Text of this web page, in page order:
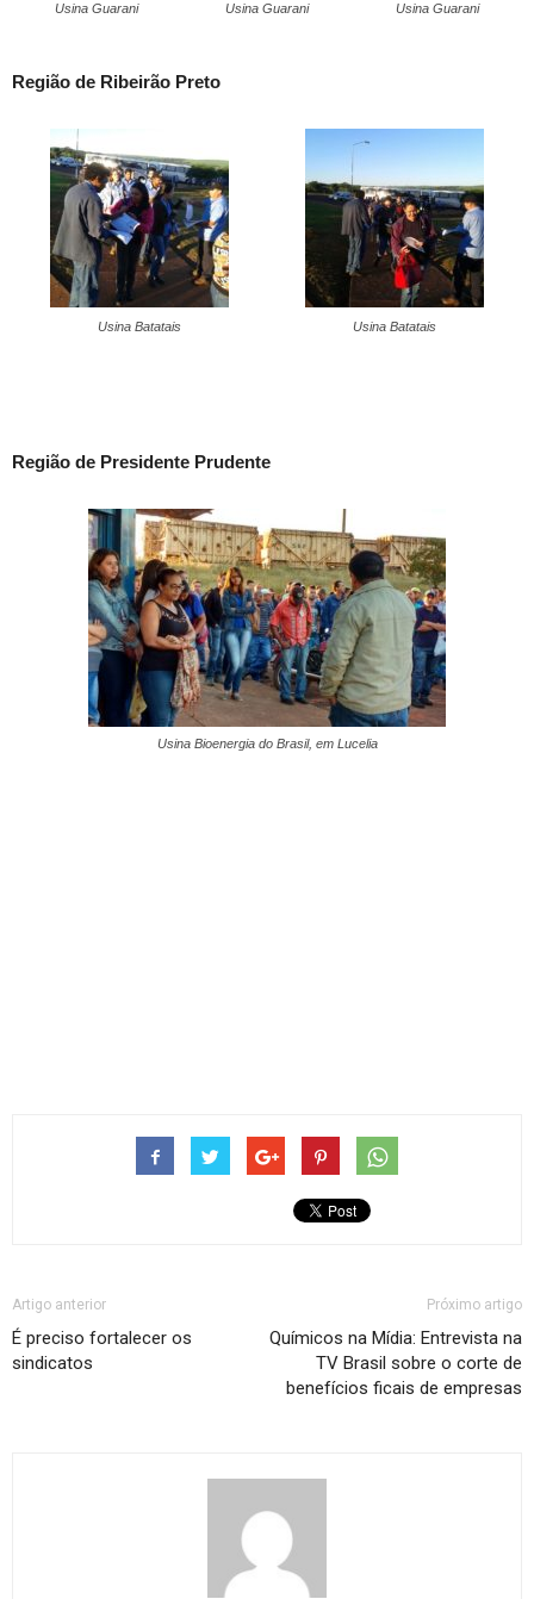
Usina Guarani Usina Guarani Usina Guarani
Região de Ribeirão Preto
Usina Batatais Usina Batatais
Região de Presidente Prudente
Usina Bioenergia do Brasil, em Lucelia
Artigo anterior
É preciso fortalecer os
sindicatos
Próximo artigo
Químicos na Mídia: Entrevista na
TV Brasil sobre o corte de
benefícios ficais de empresas